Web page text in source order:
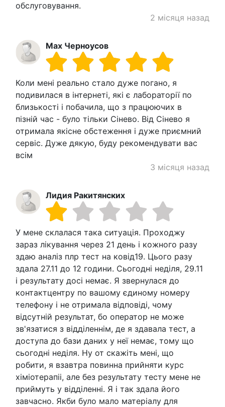
обслуговування.
2 місяця назад
Max Черноусов
Коли мені реально стало дуже погано, я
подивилася в інтернеті, які є лабораторії по
близькості і побачила, що з працюючих в
пізній час - було тільки Сінево. Від Сінево я
отримала якісне обстеження і дуже приємний
сервіс. Дуже дякую, буду рекомендувати вас
всім
3 місяця назад
Лидия Ракитянских
У мене склалася така ситуація. Проходжу
зараз лікування через 21 день і кожного разу
здаю аналіз плр тест на ковід19. Цього разу
здала 27.11 до 12 години. Сьогодні неділя, 29.11
і результату досі немає. Я звернулася до
контактцентру по вашому єдиному номеру
телефону і не отримала відповіді, чому
відсутній результат, бо оператор не може
зв'язатися з відділеннім, де я здавала тест, а
доступа до бази даних у неї немає, тому що
сьогодні неділя. Ну от скажіть мені, що
робити, я взавтра повинна прийняти курс
хіміотерапіі, але без результату тесту мене не
приймуть у відділенні. Я і так здала його
завчасно. Якби було мало матеріалу для